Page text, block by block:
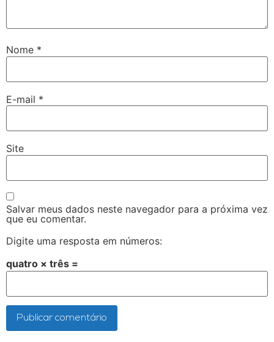
Nome *
E-mail *
Site
Salvar meus dados neste navegador para a próxima vez
que eu comentar.
Digite uma resposta em números:
quatro × três =